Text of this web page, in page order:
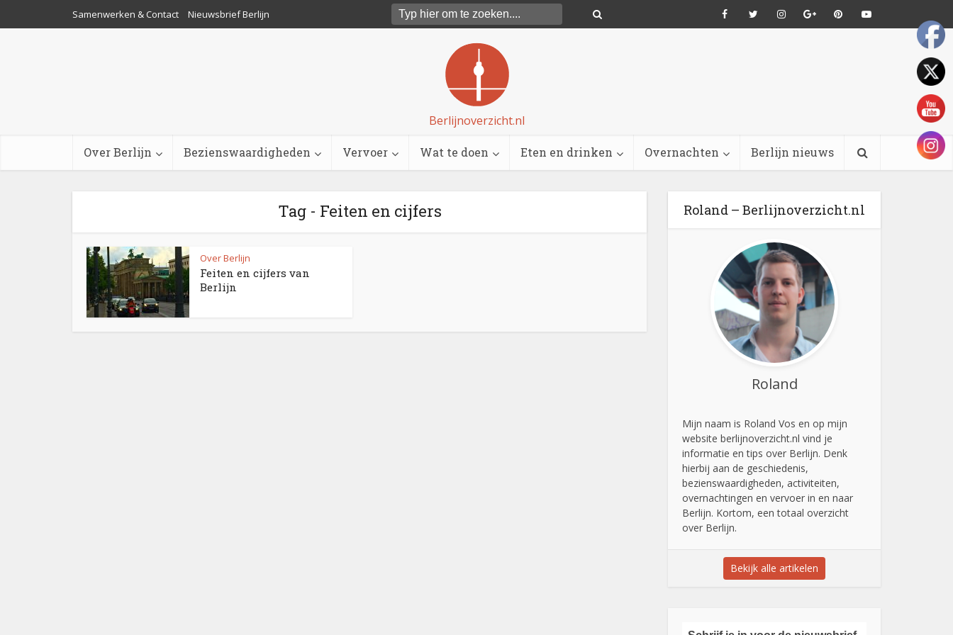
Samenwerken & Contact Nieuwsbrief Berlijn
Berlijnoverzicht.nl
Over Berlijn Bezienswaardigheden Vervoer Wat te doen Eten en drinken Overnachten Berlijn nieuws
Tag - Feiten en cijfers
Over Berlijn
Feiten en cijfers van
Berlijn
Roland – Berlijnoverzicht.nl
Roland
Mijn naam is Roland Vos en op mijn
website berlijnoverzicht.nl vind je
informatie en tips over Berlijn. Denk
hierbij aan de geschiedenis,
bezienswaardigheden, activiteiten,
overnachtingen en vervoer in en naar
Berlijn. Kortom, een totaal overzicht
over Berlijn.
Bekijk alle artikelen